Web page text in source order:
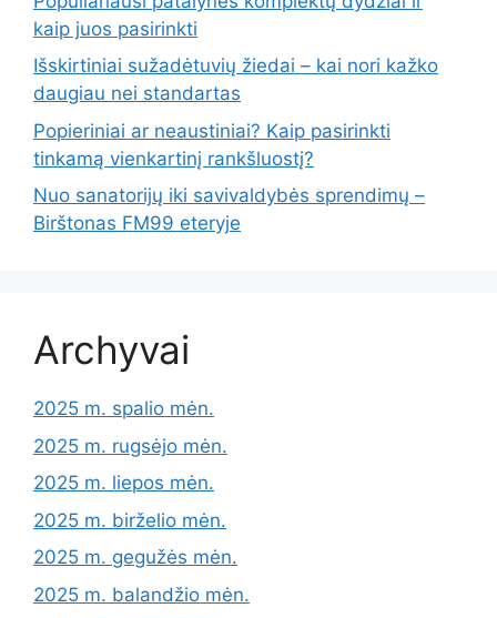
kaip juos pasirinkti
Išskirtiniai sužadėtuvių žiedai – kai nori kažko
daugiau nei standartas
Popieriniai ar neaustiniai? Kaip pasirinkti
tinkamą vienkartinį rankšluostį?
Nuo sanatorijų iki savivaldybės sprendimų –
Birštonas FM99 eteryje
Archyvai
2025 m. spalio mėn.
2025 m. rugsėjo mėn.
2025 m. liepos mėn.
2025 m. birželio mėn.
2025 m. gegužės mėn.
2025 m. balandžio mėn.